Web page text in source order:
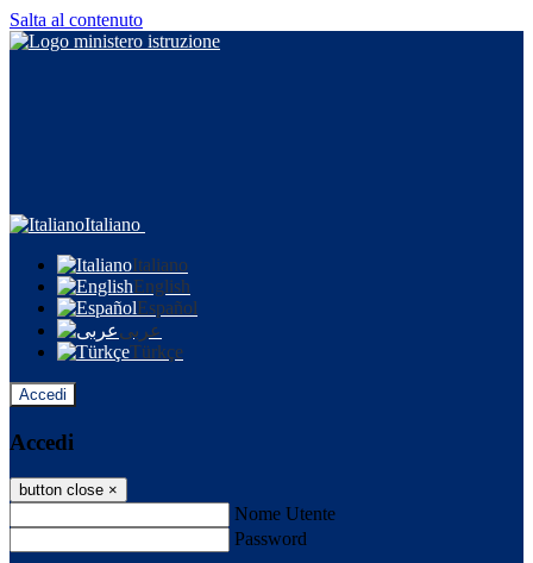
Salta al contenuto
Italiano
Italiano
English
Español
عربى
Türkçe
Accedi
Accedi
button close ×
Nome Utente
Password